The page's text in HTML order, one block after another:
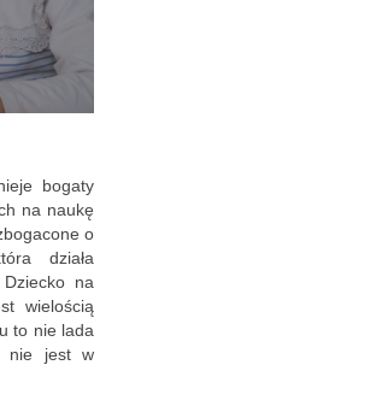
bogaty
na naukę
o
działa
na
wielością
to nie lada
nie jest w